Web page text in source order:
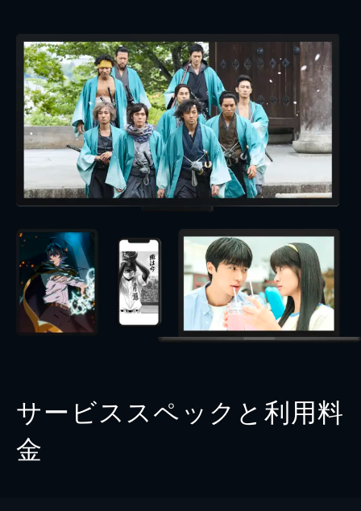
サービススペックと利用料
金